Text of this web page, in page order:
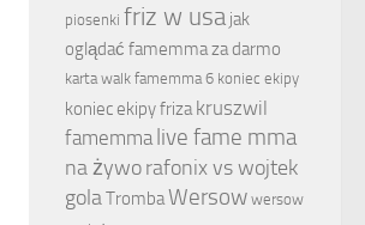
piosenki friz w usa jak
oglądać famemma za darmo
karta walk famemma 6 koniec ekipy
koniec ekipy friza kruszwil
famemma live fame mma
na żyworafonix vs wojtek
golaTrombaWersow wersow